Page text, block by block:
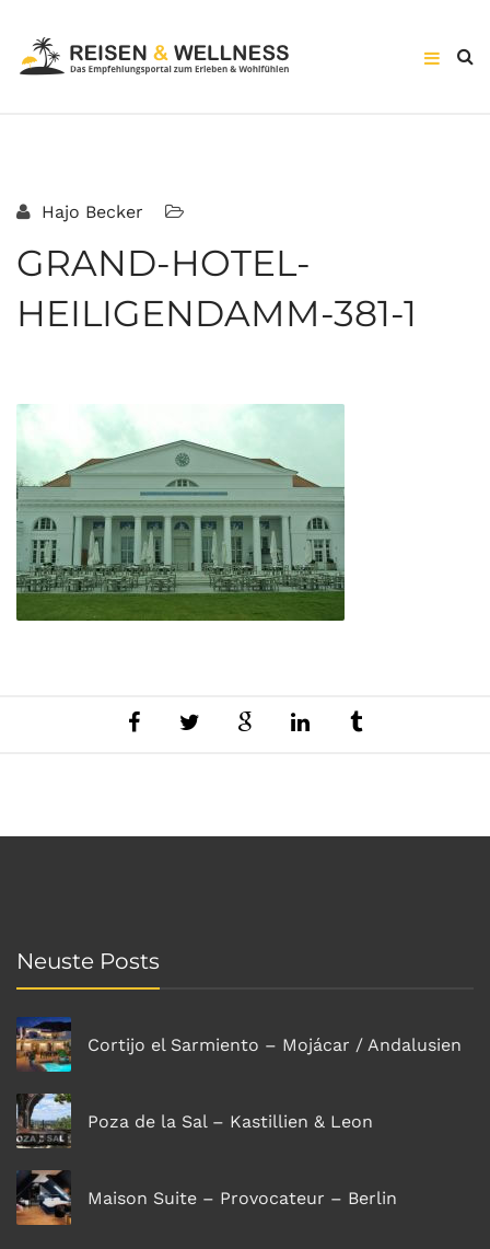
Hajo Becker
GRAND-HOTEL-
HEILIGENDAMM-381-1
Neuste Posts
Cortijo el Sarmiento – Mojácar / Andalusien
Poza de la Sal – Kastillien & Leon
Maison Suite – Provocateur – Berlin